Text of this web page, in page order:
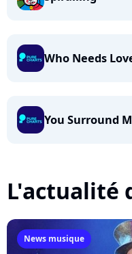
Who Needs
You Surround
L'actualité
News musique